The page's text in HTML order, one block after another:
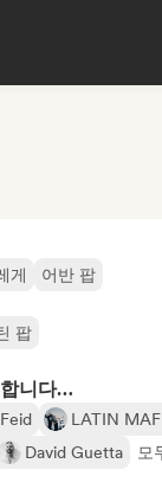
게 어반 팝
팝
니다…
Feid LATIN
David Guetta 모